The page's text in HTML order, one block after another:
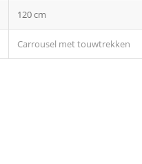
120 cm
Carrousel met touwtrekken